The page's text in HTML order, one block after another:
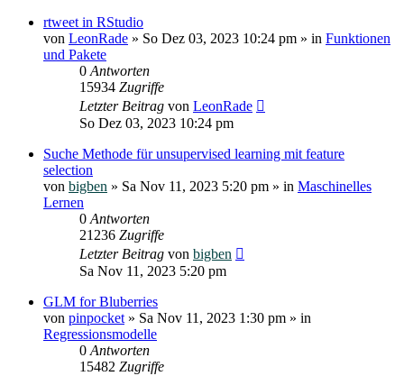
rtweet in RStudio
von LeonRade » So Dez 03, 2023 10:24 pm » in Funktionen
und Pakete
0 Antworten
15934 Zugriffe
Letzter Beitrag von LeonRade
So Dez 03, 2023 10:24 pm
Suche Methode für unsupervised learning mit feature
selection
von bigben » Sa Nov 11, 2023 5:20 pm » in Maschinelles
Lernen
0 Antworten
21236 Zugriffe
Letzter Beitrag von bigben
Sa Nov 11, 2023 5:20 pm
GLM for Bluberries
von pinpocket » Sa Nov 11, 2023 1:30 pm » in
Regressionsmodelle
0 Antworten
15482 Zugriffe